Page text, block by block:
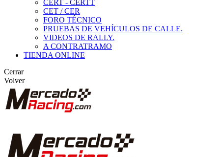
CERT - CERTT
CET / CER
FORO TÉCNICO
PRUEBAS DE VEHÍCULOS DE CALLE.
VIDEOS DE RALLY.
A CONTRATRAMO
TIENDA ONLINE
Cerrar
Volver